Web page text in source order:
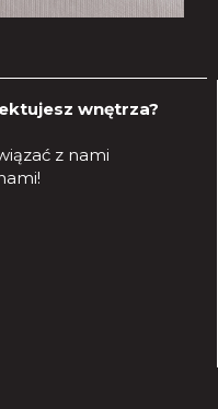
wnętrza?
z nami